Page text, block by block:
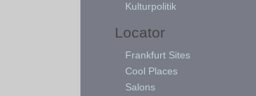
Kulturpolitik
Locator
Frankfurt Sites
Cool Places
Salons